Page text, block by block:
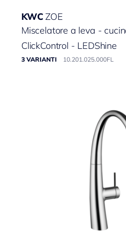
KWCZOE
Miscelatore a leva -
ClickControl - LEDShine
3 VARIANTI 10.201.025.000FL